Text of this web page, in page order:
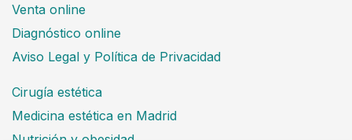
Venta online
Diagnóstico online
Aviso Legal y Política de Privacidad
Cirugía estética
Medicina estética en Madrid